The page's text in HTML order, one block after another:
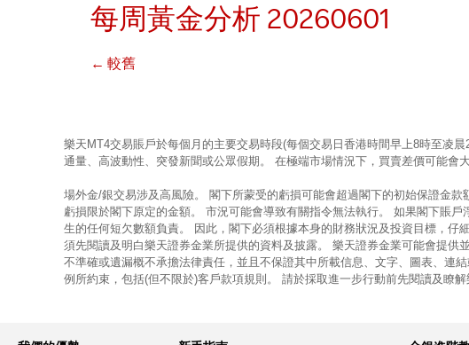
每周黃金分析 20260601
← 較舊
樂天MT4交易賬戶於每個月的主要交易時段(每個交易日香港時間早上8時至凌
通量、高波動性、突發新聞或公眾假期。 在極端市場情況下，買賣差價可能會
場外金/銀交易涉及高風險。 閣下所蒙受的虧損可能會超過閣下的初始保證金
虧損限於閣下原定的金額。 市況可能會導致有關指令無法執行。 如果閣下賬
生的任何短欠數額負責。 因此，閣下必須根據本身的財務狀況及投資目標，
須先閱讀及明白樂天證券金業所提供的資料及披露。 樂天證券金業可能會提供
不準確或遺漏概不承擔法律責任，並且不保證其中所載信息、文字、圖表、連
例所約束，包括(但不限於)客戶款項規則。 請於採取進一步行動前先閱讀及瞭解